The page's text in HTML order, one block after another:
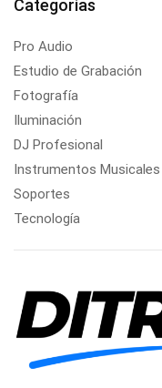
Categorias
Pro Audio
Estudio de Grabación
Fotografía
Iluminación
DJ Profesional
Instrumentos Musicales
Soportes
Tecnología